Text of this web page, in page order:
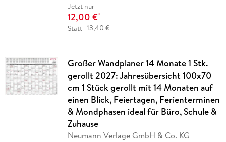
Jetzt nur
12,00 €*
Statt 13,40 €
Großer Wandplaner 14 Monate 1 Stk.
gerollt 2027: Jahresübersicht 100x70
cm 1 Stück gerollt mit 14 Monaten auf
einen Blick, Feiertagen, Ferienterminen
& Mondphasen ideal für Büro, Schule &
Zuhause
Neumann Verlage GmbH & Co. KG